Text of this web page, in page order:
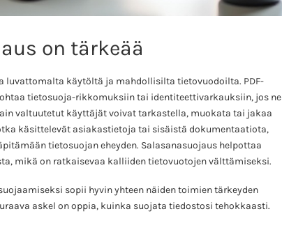
on tärkeää
luvattomalta käytöltä ja mahdollisilta tietovuodoilta. PDF-
tietosuoja-rikkomuksiin tai identiteettivarkauksiin, jos ne
valtuutetut käyttäjät voivat tarkastella, muokata tai jakaa
käsittelevät asiakastietoja tai sisäistä dokumentaatiota,
tietosuojan eheyden. Salasanasuojaus helpottaa
mikä on ratkaisevaa kalliiden tietovuotojen välttämiseksi.
sopii hyvin yhteen näiden toimien tärkeyden
askel on oppia, kuinka suojata tiedostosi tehokkaasti.